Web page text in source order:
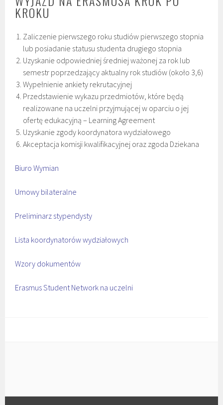
KROKU
Zaliczenie pierwszego roku studiów pierwszego stopnia
lub posiadanie statusu studenta drugiego stopnia
Uzyskanie odpowiedniej średniej ważonej za rok lub
semestr poprzedzający aktualny rok studiów (około 3,6)
Wypełnienie ankiety rekrutacyjnej
Przedstawienie wykazu przedmiotów, które będą
realizowane na uczelni przyjmującej w oparciu o jej
ofertę edukacyjną – Learning Agreement
Uzyskanie zgody koordynatora wydziałowego
Akceptacja komisji kwalifikacyjnej oraz zgoda Dziekana
Biuro Wymian
Umowy bilateralne
Preliminarz stypendysty
Lista koordynatorów wydziałowych
Wzory dokumentów
Erasmus Student Network na uczelni